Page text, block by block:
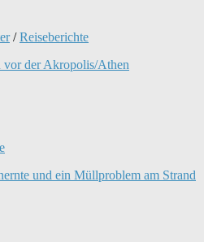
/Reiseberichte
vor der Akropolis/Athen
und ein Müllproblem am Strand